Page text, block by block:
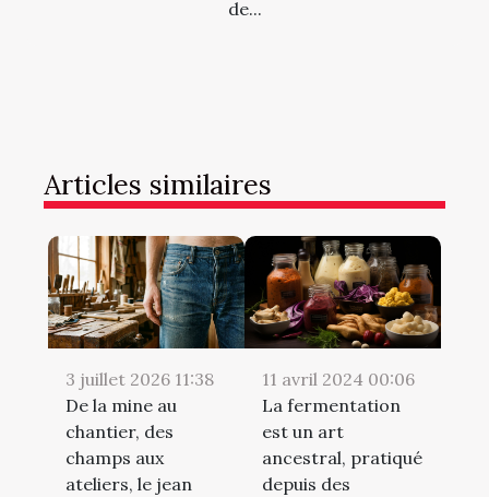
de...
Articles similaires
3 juillet 2026 11:38
De la mine au
chantier, des
champs aux
ateliers, le jean
11 avril 2024 00:06
La fermentation
est un art
ancestral, pratiqué
depuis des